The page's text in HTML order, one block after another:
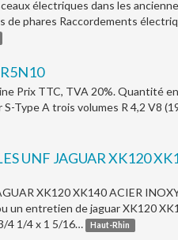
électriques dans les
de phares Raccordements
Prix TTC, TVA 20%. Quantité
Type A trois volumes R 4,2 V8
UNF JAGUAR XK120
XK120 XK140 ACIER
entretien de jaguar XK120
4 1/4 x 1 5/16…
Haut-Rhin